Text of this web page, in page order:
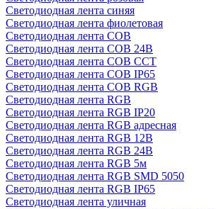
Светодиодная лента синяя
Светодиодная лента фиолетовая
Светодиодная лента COB
Светодиодная лента COB 24В
Светодиодная лента COB CCT
Светодиодная лента COB IP65
Светодиодная лента COB RGB
Светодиодная лента RGB
Светодиодная лента RGB IP20
Светодиодная лента RGB адресная
Светодиодная лента RGB 12В
Светодиодная лента RGB 24В
Светодиодная лента RGB 5м
Светодиодная лента RGB SMD 5050
Светодиодная лента RGB IP65
Светодиодная лента уличная